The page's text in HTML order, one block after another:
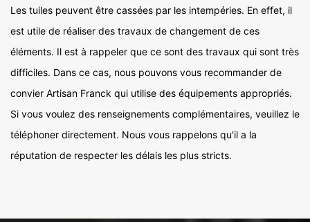
Les tuiles peuvent être cassées par les intempéries. En effet, il
est utile de réaliser des travaux de changement de ces
éléments. Il est à rappeler que ce sont des travaux qui sont très
difficiles. Dans ce cas, nous pouvons vous recommander de
convier Artisan Franck qui utilise des équipements appropriés.
Si vous voulez des renseignements complémentaires, veuillez le
téléphoner directement. Nous vous rappelons qu'il a la
réputation de respecter les délais les plus stricts.